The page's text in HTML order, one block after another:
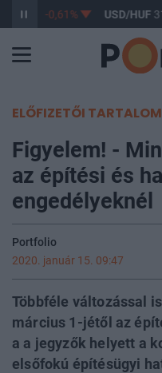
363,17 -0,61% USD/HUF
ELŐFIZETŐI TARTALOM
Figyelem! -
az építési és
engedélyeknél
Portfolio
2020. január 15. 09:47
Többféle változással
március 1-jétől az
a a jegyzők helyett a
elsőfokú építésügyi